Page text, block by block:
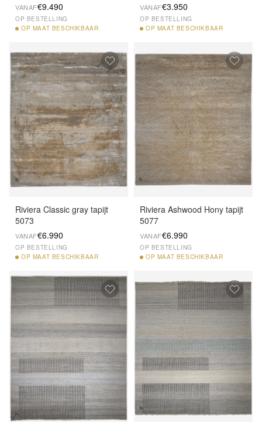
VANAF€9.490
OP BESTELLING
OP MAAT BESCHIKBAAR
VANAF€3.950
OP BESTELLING
OP MAAT BESCHIKBAAR
Riviera Classic gray tapijt
5073
VANAF€6.990
OP BESTELLING
OP MAAT BESCHIKBAAR
Riviera Ashwood Hony tapijt
5077
VANAF€6.990
OP BESTELLING
OP MAAT BESCHIKBAAR